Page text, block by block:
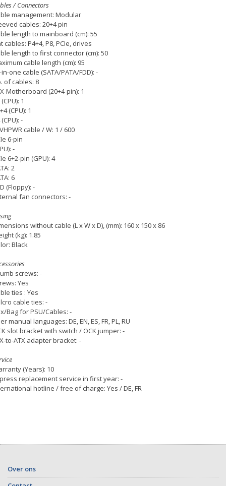
/ Connectors
management: Modular
cables: 20+4 pin
length to mainboard (cm): 55
cables: P4+4, P8, PCIe, drives
length to first connector (cm): 50
cable length (cm): 95
in-one cable (SATA/PATA/FDD): -
of cables: 8
Motherboard (20+4-pin): 1
1
(CPU): 1
-
cable / W: 1 / 600
6-pin
-
6+2-pin (GPU): 4
2
6
(Floppy): -
fan connectors: -
without cable (L x W x D), (mm): 160 x 150 x 86
(kg): 1.85
Black
screws: -
Yes
ties : Yes
cable ties: -
Bag for PSU/Cables: -
manual languages: DE, EN, ES, FR, PL, RU
slot bracket with switch / OCK jumper: -
to-ATX adapter bracket: -
(Years): 10
replacement service in first year: -
hotline / free of charge: Yes / DE, FR
Over ons